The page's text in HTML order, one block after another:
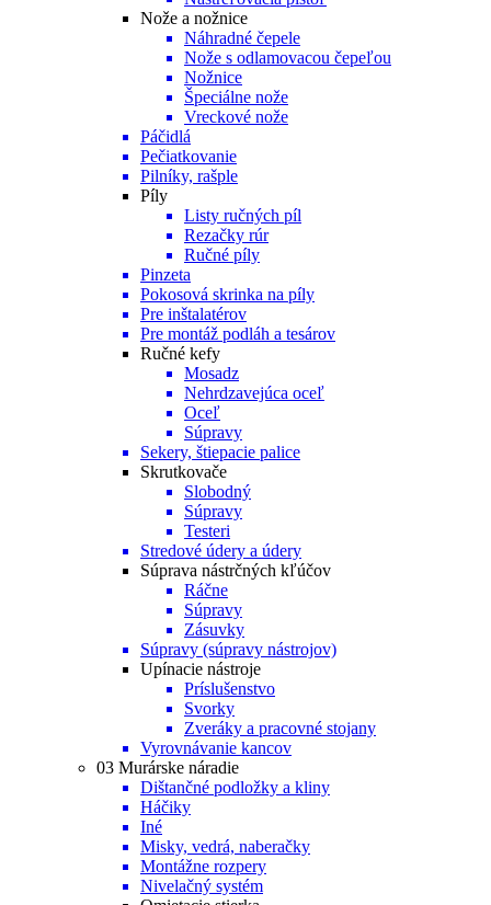
Nože a nožnice
Náhradné čepele
Nože s odlamovacou čepeľou
Nožnice
Špeciálne nože
Vreckové nože
Páčidlá
Pečiatkovanie
Pilníky, rašple
Píly
Listy ručných píl
Rezačky rúr
Ručné píly
Pinzeta
Pokosová skrinka na píly
Pre inštalatérov
Pre montáž podláh a tesárov
Ručné kefy
Mosadz
Nehrdzavejúca oceľ
Oceľ
Súpravy
Sekery, štiepacie palice
Skrutkovače
Slobodný
Súpravy
Testeri
Stredové údery a údery
Súprava nástrčných kľúčov
Ráčne
Súpravy
Zásuvky
Súpravy (súpravy nástrojov)
Upínacie nástroje
Príslušenstvo
Svorky
Zveráky a pracovné stojany
Vyrovnávanie kancov
03 Murárske náradie
Dištančné podložky a kliny
Háčiky
Iné
Misky, vedrá, naberačky
Montážne rozpery
Nivelačný systém